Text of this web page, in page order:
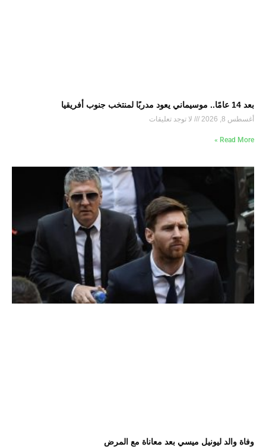
بعد 14 عامًا.. موسيماني يعود مدربًا لمنتخب جنوب أفريقيا
أغسطس 8, 2026 لا توجد تعليقات
Read More »
وفاة والد ليونيل ميسي بعد معاناة مع المرض